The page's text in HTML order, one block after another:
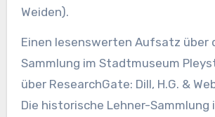
Weiden).
Einen lesenswerten Aufsatz über
Sammlung im Stadtmuseum
über ResearchGate: Dill, H.G. &
Die historische Lehner-Sammlung